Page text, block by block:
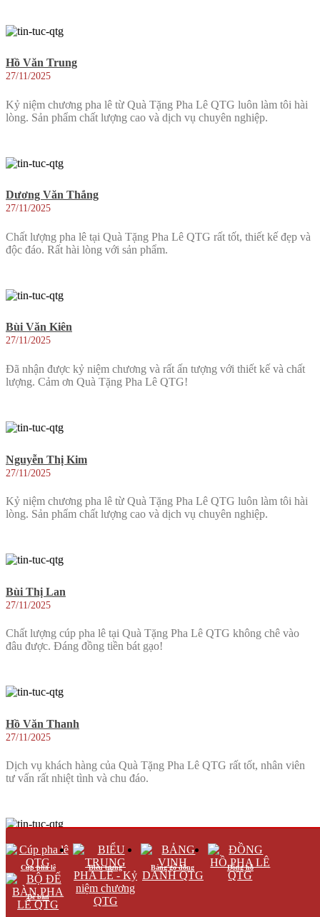
Hồ Văn Trung
27/11/2025
Kỷ niệm chương pha lê từ Quà Tặng Pha Lê QTG luôn làm tôi hài
lòng. Sản phẩm chất lượng cao và dịch vụ chuyên nghiệp.
Dương Văn Thắng
27/11/2025
Chất lượng pha lê tại Quà Tặng Pha Lê QTG rất tốt, thiết kế đẹp và
độc đáo. Rất hài lòng với sản phẩm.
Bùi Văn Kiên
27/11/2025
Đã nhận được kỷ niệm chương và rất ấn tượng với thiết kế và chất
lượng. Cảm ơn Quà Tặng Pha Lê QTG!
Nguyễn Thị Kim
27/11/2025
Kỷ niệm chương pha lê từ Quà Tặng Pha Lê QTG luôn làm tôi hài
lòng. Sản phẩm chất lượng cao và dịch vụ chuyên nghiệp.
Bùi Thị Lan
27/11/2025
Chất lượng cúp pha lê tại Quà Tặng Pha Lê QTG không chê vào
đâu được. Đáng đồng tiền bát gạo!
Hồ Văn Thanh
27/11/2025
Dịch vụ khách hàng của Quà Tặng Pha Lê QTG rất tốt, nhân viên
tư vấn rất nhiệt tình và chu đáo.
Đặng Thị Hương
27/11/2025
Cúp pha lê của Quà Tặng Pha Lê QTG thực sự là một sự lựa chọn
tuyệt vời cho các sự kiện đặc biệt!
Cúp pha lê Biểu trưng Bảng gỗ đồng Đồng hồ
Để bàn